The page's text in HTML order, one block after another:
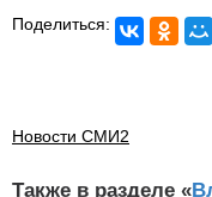
Поделиться:
Новости СМИ2
Также в разделе «